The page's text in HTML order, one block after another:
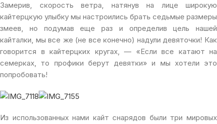
Замерив, скорость ветра, натянув на лице широкую
кайтерцкую улыбку мы настроились брать седьмые размеры
змеев, но подумав еще раз и определив цель нашей
кайталки, мы все же (не все конечно) надули девяточки! Как
говорится в кайтерцких кругах, — «Если все катают на
семерках, то профики берут девятки» и мы хотели это
попробовать!
Из использованных нами кайт снарядов были три мировых